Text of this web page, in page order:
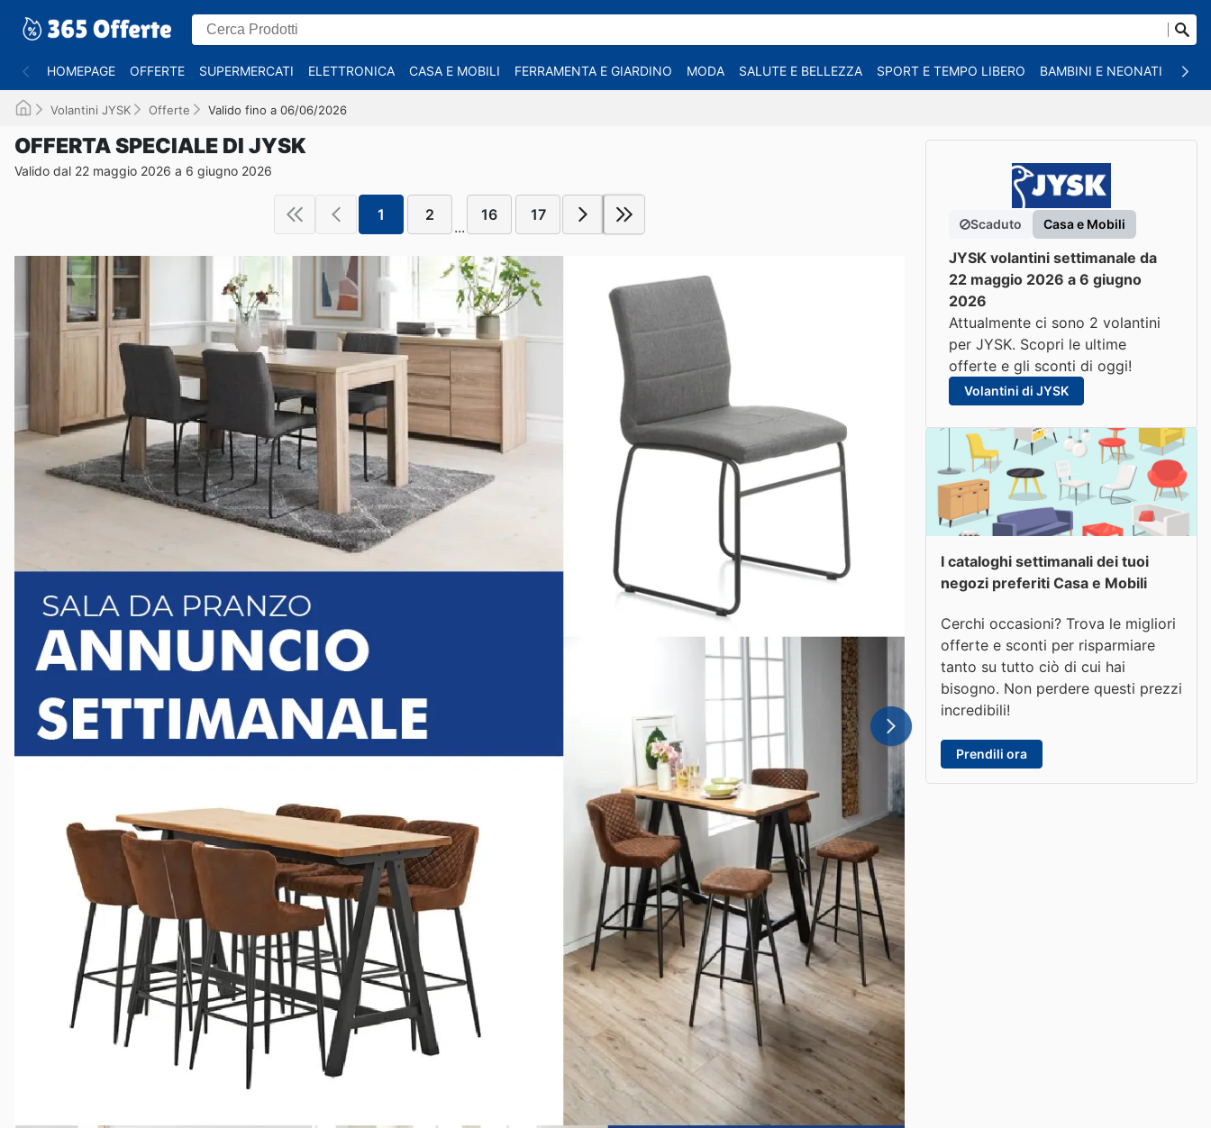
HOMEPAGE OFFERTE SUPERMERCATI ELETTRONICA CASA E MOBILI FERRAMENTA E GIARDINO MODA SALUTE E BELLEZZA SPORT E TEMPO LIBERO BAMBINI E NEONATI
Volantini JYSK Offerte Valido fino a 06/06/2026
OFFERTA SPECIALE DI JYSK
Valido dal 22 maggio 2026 a 6 giugno 2026
1 2
...
16 17
Scaduto Casa e Mobili
JYSK volantini settimanale da
22 maggio 2026 a 6 giugno
2026
Attualmente ci sono 2 volantini
per JYSK. Scopri le ultime
offerte e gli sconti di oggi!
Volantini di JYSK
I cataloghi settimanali dei tuoi
negozi preferiti Casa e Mobili
Cerchi occasioni? Trova le migliori
offerte e sconti per risparmiare
tanto su tutto ciò di cui hai
bisogno. Non perdere questi prezzi
incredibili!
Prendili ora